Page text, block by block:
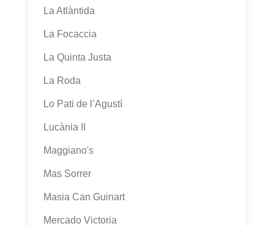
La Atlàntida
La Focaccia
La Quinta Justa
La Roda
Lo Pati de l’Agustí
Lucània II
Maggiano's
Mas Sorrer
Masia Can Guinart
Mercado Victoria